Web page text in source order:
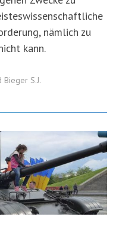
nämlich zu
kann.
Bieger S.J.